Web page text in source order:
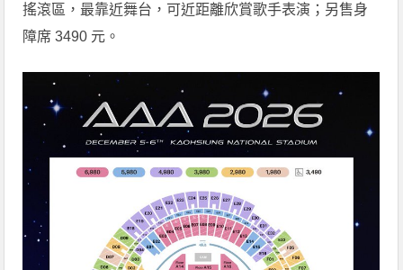
搖滾區，最靠近舞台，可近距離欣賞歌手表演；另售身
障席 3490 元。